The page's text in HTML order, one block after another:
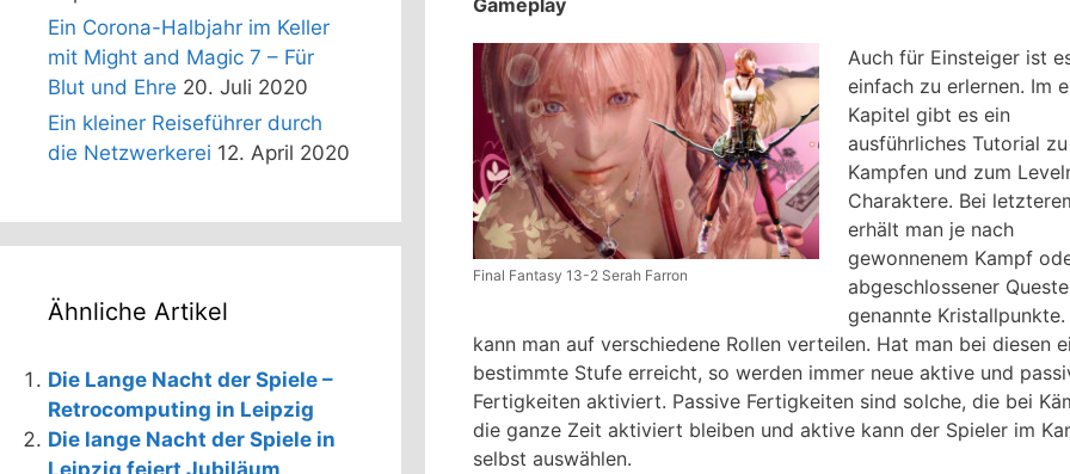
Final Fantasy 13-2 Serah Farron
Auch für Einsteiger ist
einfach zu erlernen. Im
Kapitel gibt es ein
ausführliches Tutorial
Kampfen und zum
Charaktere. Bei
erhält man je nach
gewonnenem Kampf
abgeschlossener
genannte Kristallpunkte.
kann man auf verschiedene Rollen verteilen. Hat man bei diesen
bestimmte Stufe erreicht, so werden immer neue aktive und
Fertigkeiten aktiviert. Passive Fertigkeiten sind solche, die bei
die ganze Zeit aktiviert bleiben und aktive kann der Spieler im
selbst auswählen.
Ein Corona-Halbjahr im Keller
mit Might and Magic 7 – Für
Blut und Ehre 20. Juli 2020
Ein kleiner Reiseführer durch
die Netzwerkerei 12. April 2020
Ähnliche Artikel
Die Lange Nacht der Spiele –
Retrocomputing in Leipzig
Die lange Nacht der Spiele in